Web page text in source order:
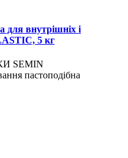
для внутрішніх і
5 кг
SEMIN
пастоподібна